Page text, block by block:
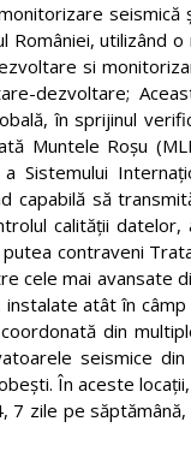
utilizând
si
dezvoltare;
în sprijinul
Muntele Roșu
Sistemului
să
calității
contraveni
cele mai avansate
atât în
din
seismice
În aceste
zile pe